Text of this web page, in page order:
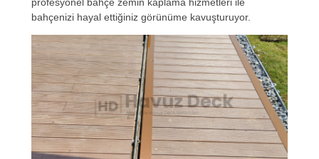
bahçenizi hayal ettiğiniz görünüme kavuşturuyor.